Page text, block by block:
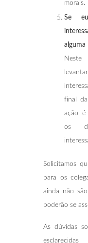
morais.
Se
alguma
Neste
final
ação é
os
Solicitamos
para os
ainda não
poderão se
As dúvidas